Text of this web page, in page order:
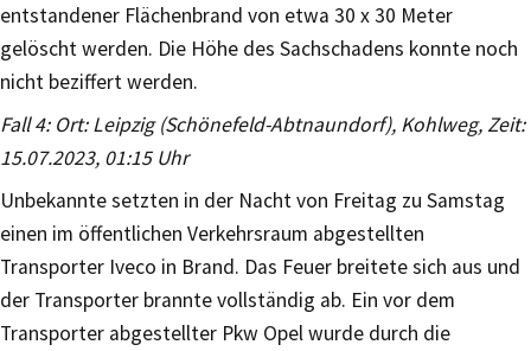
entstandener Flächenbrand von etwa 30 x 30 Meter
gelöscht werden. Die Höhe des Sachschadens konnte noch
nicht beziffert werden.
Fall 4: Ort: Leipzig (Schönefeld-Abtnaundorf), Kohlweg, Zeit:
15.07.2023, 01:15 Uhr
Unbekannte setzten in der Nacht von Freitag zu Samstag
einen im öffentlichen Verkehrsraum abgestellten
Transporter Iveco in Brand. Das Feuer breitete sich aus und
der Transporter brannte vollständig ab. Ein vor dem
Transporter abgestellter Pkw Opel wurde durch die